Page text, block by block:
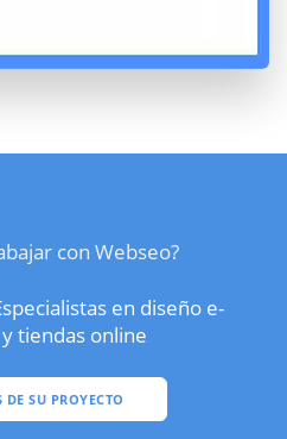
con Webseo?
en diseño e-
tiendas online
DE SU PROYECTO